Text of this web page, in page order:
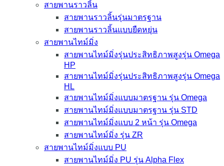
สายพานราวลิ้น
สายพานราวลิ้นรุ่นมาตรฐาน
สายพานราวลิ้นแบบยืดหยุ่น
สายพานไทม์มิ่ง
สายพานไทม์มิ่งรุ่นประสิทธิภาพสูงรุ่น Omega
HP
สายพานไทม์มิ่งรุ่นประสิทธิภาพสูงรุ่น Omega
HL
สายพานไทม์มิ่งแบบมาตรฐาน รุ่น Omega
สายพานไทม์มิ่งแบบมาตรฐาน รุ่น STD
สายพานไทม์มิ่งแบบ 2 หน้า รุ่น Omega
สายพานไทม์มิ่ง รุ่น ZR
สายพานไทม์มิ่งแบบ PU
สายพานไทม์มิ่ง PU รุ่น Alpha Flex